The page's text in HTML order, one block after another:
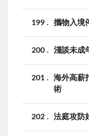
199 攜物入境
200 淺談未成
201
海外高薪
術
202 法庭攻防